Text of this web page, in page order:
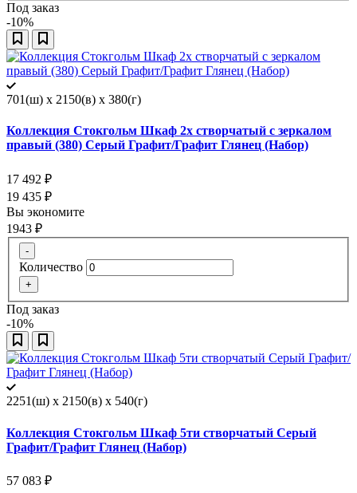
Под заказ
-10%
701(ш) x 2150(в) x 380(г)
Коллекция Стокгольм Шкаф 2х створчатый с зеркалом
правый (380) Серый Графит/Графит Глянец (Набор)
17 492 ₽
19 435 ₽
Вы экономите
1943 ₽
-
Количество
+
Под заказ
-10%
2251(ш) x 2150(в) x 540(г)
Коллекция Стокгольм Шкаф 5ти створчатый Серый
Графит/Графит Глянец (Набор)
57 083 ₽